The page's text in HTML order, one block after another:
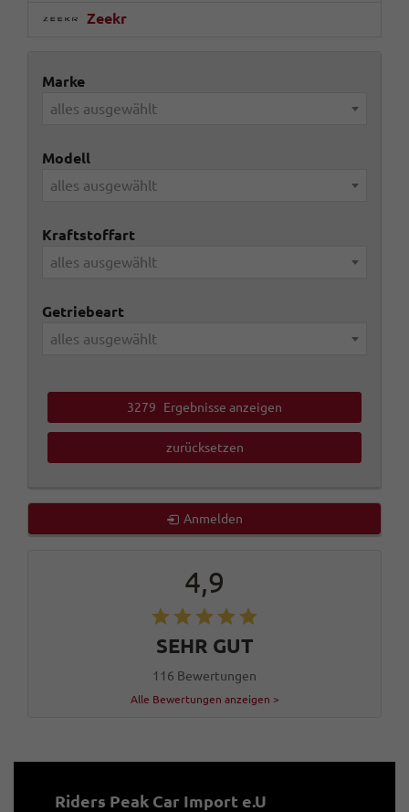
Zeekr
Marke
alles ausgewählt
Modell
alles ausgewählt
Kraftstoffart
alles ausgewählt
Getriebeart
alles ausgewählt
3279 Ergebnisse anzeigen
zurücksetzen
Anmelden
4,9
SEHR GUT
116 Bewertungen
Alle Bewertungen anzeigen >
Riders Peak Car Import e.U